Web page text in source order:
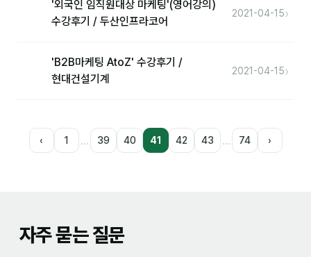
'외국인 임직원대상 마케팅'(영어강의)
수강후기 / 두산인프라코어
2021-04-15›
'B2B마케팅 AtoZ' 수강후기 /
현대건설기계
2021-04-15›
‹ 1 … 39 40 41 42 43 … 74 ›
자주 묻는 질문